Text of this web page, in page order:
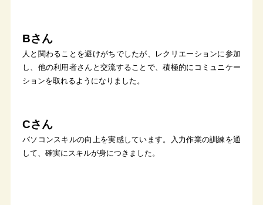
Bさん
人と関わることを避けがちでしたが、レクリエーションに参加
し、他の利用者さんと交流することで、積極的にコミュニケー
ションを取れるようになりました。
Cさん
パソコンスキルの向上を実感しています。入力作業の訓練を通
して、確実にスキルが身につきました。